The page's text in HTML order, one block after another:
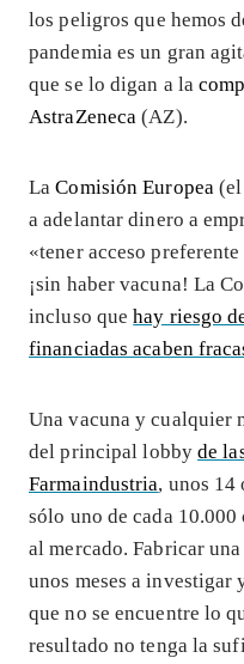
los peligros que hemos
pandemia es un gran
que se lo digan a la
AstraZeneca(AZ).
LaComisión Europea
a adelantar dinero a
«tener acceso
¡sin haber vacuna! La
incluso quehay riesgo
financiadas acaben
Una vacuna y cualquier
del principal lobbyde
Farmaindustria, unos 14
sólo uno de cada
al mercado. Fabricar
unos meses a investigar
que no se encuentre lo
resultado no tenga la